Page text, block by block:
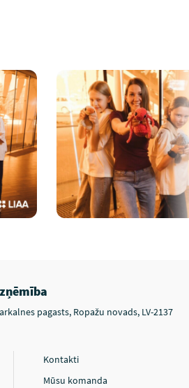
pagasts, Ropažu novads, LV-2137
Kontakti
Mūsu komanda